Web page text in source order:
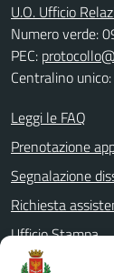
U.O. Ufficio
Numero verde:
PEC:
Centralino
Leggi le FAQ
Prenotazione
Segnalazione
Richiesta
Ufficio Stampa